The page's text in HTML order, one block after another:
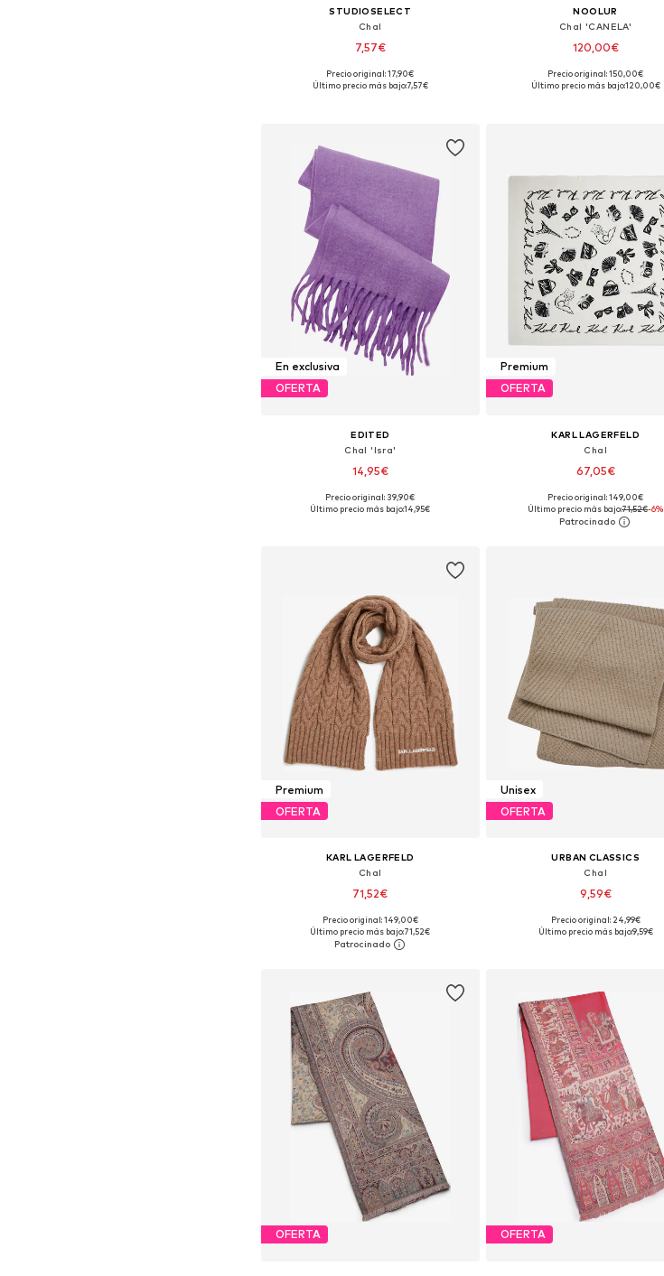
STUDIOSELECT
Chal
7,57€
Tallas disponibles: One Size
Precio original: 17,90€
Último precio más bajo:7,57€
NOOLUR
Chal 'CANELA'
120,00€
+2
Tallas disponibles: One Size
Precio original: 150,00€
Último precio más bajo:120,00€
En exclusiva
OFERTA
EDITED
Chal 'Isra'
14,95€
Tallas disponibles: One Size
Precio original: 39,90€
Último precio más bajo:14,95€
Premium
OFERTA
KARL LAGERFELD
Chal
67,05€
Tallas disponibles: One Size
Añadir a la cesta
Precio original: 149,00€
Último precio más bajo:71,52€-6%
Premium
OFERTA
KARL LAGERFELD
Chal
71,52€
Tallas disponibles: One Size
Añadir a la cesta
Precio original: 149,00€
Último precio más bajo:71,52€
Unisex
OFERTA
URBAN CLASSICS
Chal
9,59€
Tallas disponibles: Onesize
Precio original: 24,99€
Último precio más bajo:9,59€
OFERTA OFERTA